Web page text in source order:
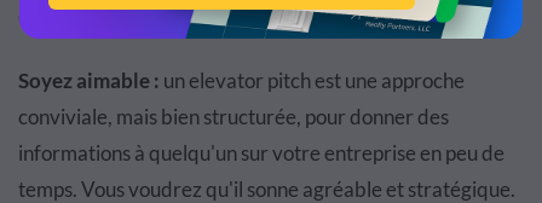
de manière claire, concise et engageante.
Soyez aimable : un elevator pitch est une approche
conviviale, mais bien structurée, pour donner des
informations à quelqu'un sur votre entreprise en peu de
temps. Vous voudrez qu'il sonne agréable et stratégique.